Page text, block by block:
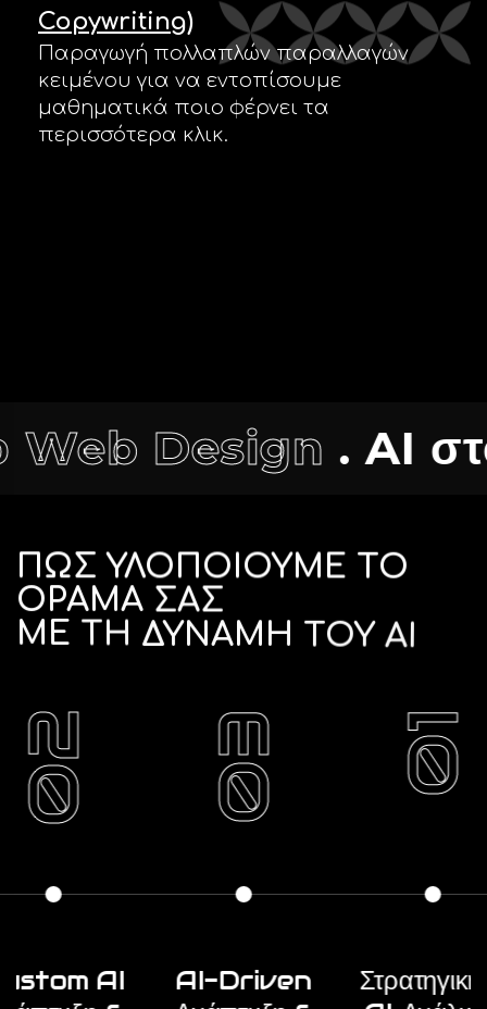
Copywriting)
Παραγωγή πολλαπλών παραλλαγών
κειμένου για να εντοπίσουμε
μαθηματικά ποιο φέρνει τα
περισσότερα κλικ.
. AI στο Digital
ΠΩΣ ΥΛΟΠΟΙΟΥΜΕ ΤΟ
ΟΡΑΜΑ ΣΑΣ
ΜΕ ΤΗ ΔΥΝΑΜΗ ΤΟΥ AI
02
AI
03
AI-Driven
01